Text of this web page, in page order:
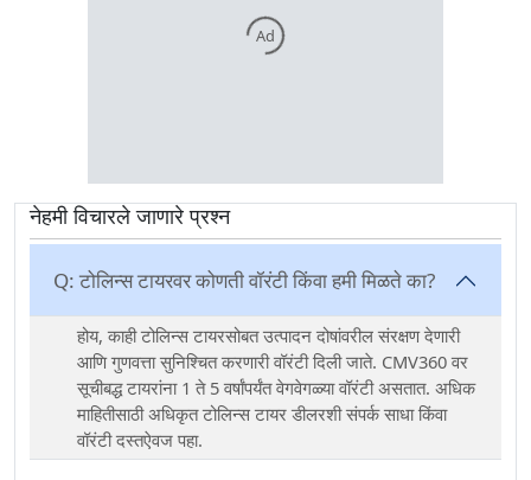
Ad
नेहमी विचारले जाणारे प्रश्न
Q: टोलिन्स टायरवर कोणती वॉरंटी किंवा हमी मिळते का?
होय, काही टोलिन्स टायरसोबत उत्पादन दोषांवरील संरक्षण देणारी
आणि गुणवत्ता सुनिश्चित करणारी वॉरंटी दिली जाते. CMV360 वर
सूचीबद्ध टायरांना 1 ते 5 वर्षांपर्यंत वेगवेगळ्या वॉरंटी असतात. अधिक
माहितीसाठी अधिकृत टोलिन्स टायर डीलरशी संपर्क साधा किंवा
वॉरंटी दस्तऐवज पहा.